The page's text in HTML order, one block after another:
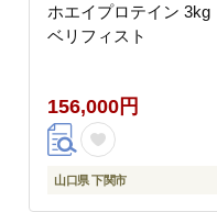
ホエイプロテイン 3kg
ベリフィスト
156,000円
山口県 下関市